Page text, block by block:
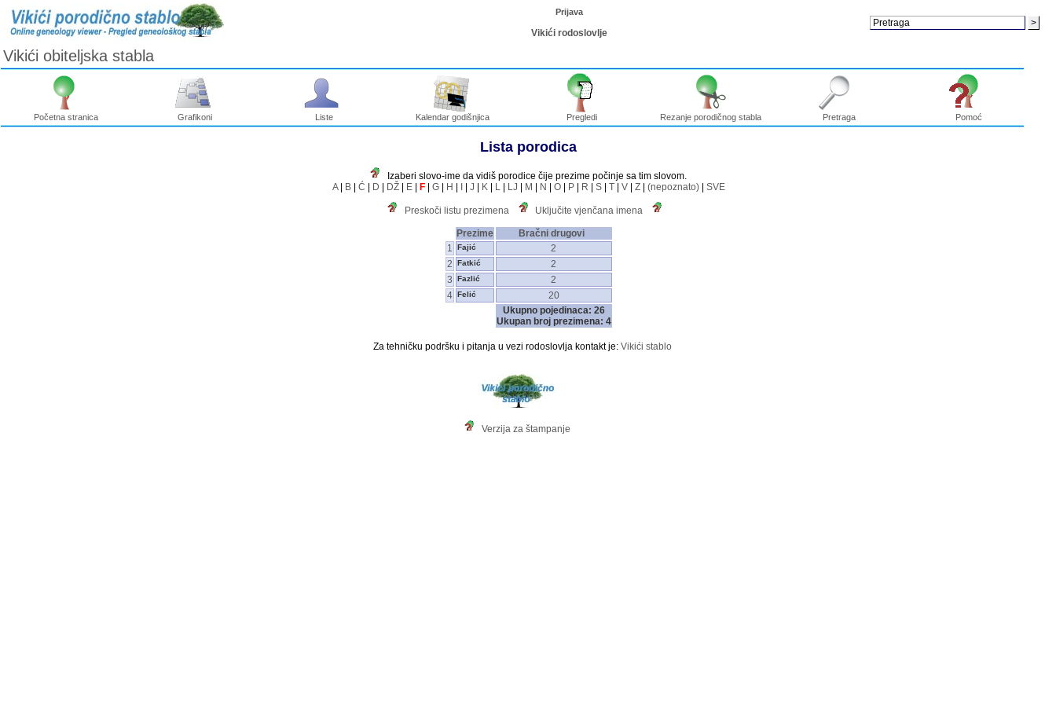
Prijava
Vikići rodoslovlje
Vikići obiteljska stabla
Početna stranica Grafikoni Liste Kalendar godišnjica Pregledi Rezanje porodičnog stabla Pretraga Pomoć
Lista porodica
Izaberi slovo-ime da vidiš porodice čije prezime počinje sa tim slovom.
A| B| Ć | D | DŽ| E| F| G| H | I| J | K| L| LJ | M | N | O| P| R | S| T| V| Z| (nepoznato)| SVE
Preskoči listu prezimena Uključite vjenčana imena
Prezime
Bračni drugovi
1
Fajić
2
2
Fatkić
2
3
Fazlić
2
4 Felić
20
Ukupno pojedinaca: 26
Ukupan broj prezimena: 4
Za tehničku podršku i pitanja u vezi rodoslovlja kontakt je:Vikići stablo
Verzija za štampanje